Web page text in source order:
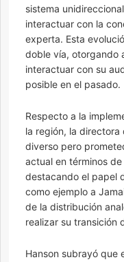
sistema
interactuar con la
experta. Esta
doble vía, otorgando
interactuar con su
posible en el pasado.
Respecto a la
la región, la directora
diverso pero
actual en términos
destacando el papel
como ejemplo a
de la distribución
realizar su transición
Hanson subrayó que